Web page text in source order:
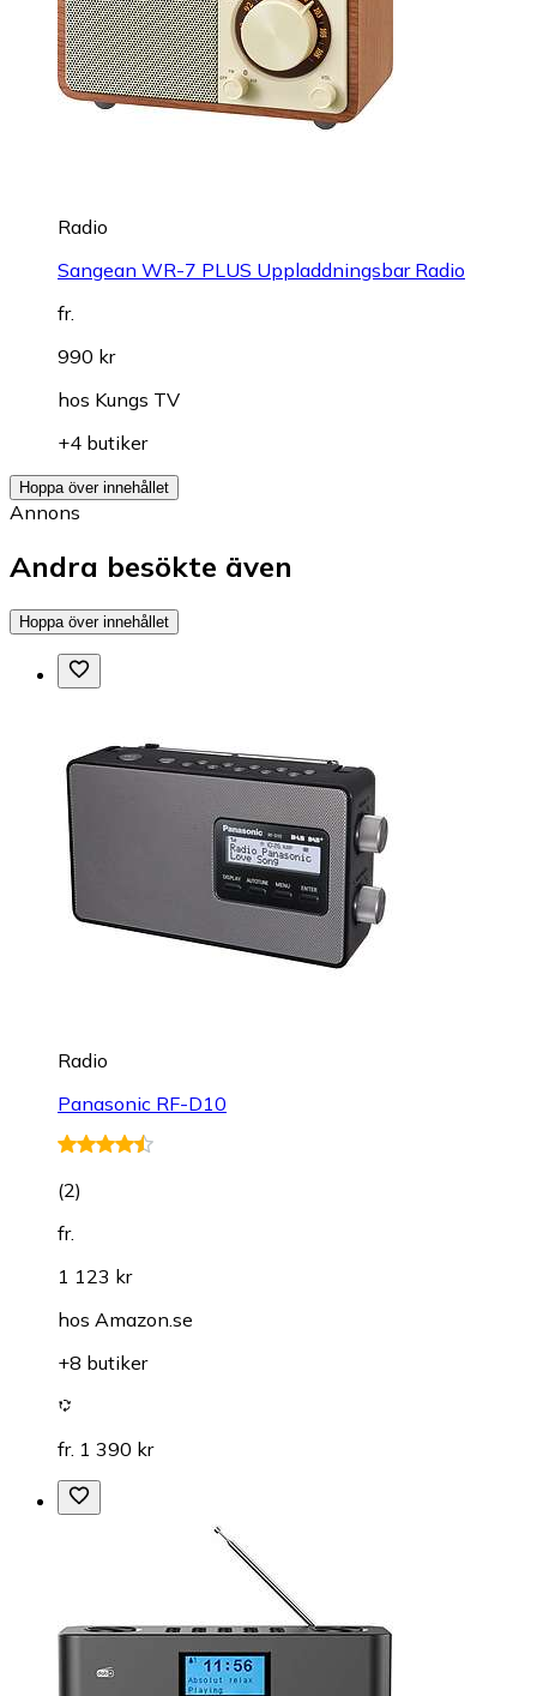
Radio
Sangean WR-7 PLUS Uppladdningsbar Radio
fr.
990 kr
hos Kungs TV
+4 butiker
Hoppa över innehållet
Annons
Andra besökte även
Hoppa över innehållet
Radio
Panasonic RF-D10
(2)
fr.
1 123 kr
hos Amazon.se
+8 butiker
fr. 1 390 kr